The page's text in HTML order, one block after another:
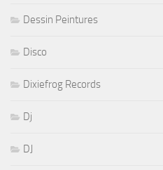
Dessin Peintures
Disco
Dixiefrog Records
Dj
DJ